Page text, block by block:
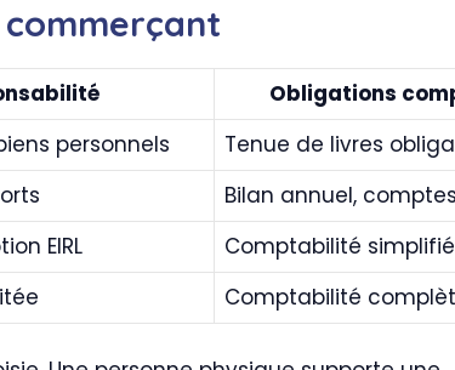
Obligations
personnels
Tenue de livres
Bilan annuel,
EIRL
Comptabilité
Comptabilité